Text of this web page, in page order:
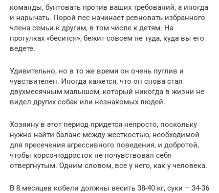
команды, бунтовать против ваших требований, а иногда
и нарычать. Порой пес начинает ревновать избранного
члена семьи к другим, в том числе к детям. На
прогулках «бесится», бежит совсем не туда, куда вы его
ведете.
Удивительно, но в то же время он очень пуглив и
чувствителен. Иногда кажется, что он снова стал
двухмесячным малышом, который никогда в жизни не
видел других собак или незнакомых людей.
Хозяину в этот период придется непросто, поскольку
нужно найти баланс между жесткостью, необходимой
для пресечения агрессивного поведения, и добротой,
чтобы корсо-подросток не почувствовал себя
отвергнутым. Одним словом, все у него, как у человека.
В 8 месяцев кобели должны весить 38-40 кг, суки – 34-36